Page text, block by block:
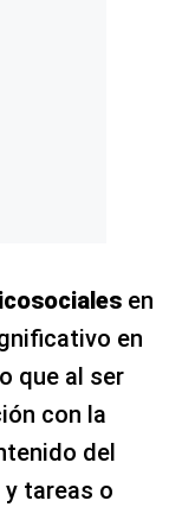
en
en
que al ser
con la
del
tareas o